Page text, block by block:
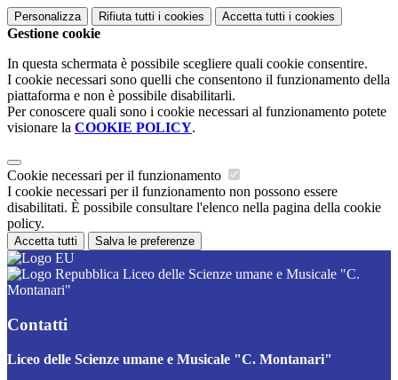
Personalizza Rifiuta tutti i cookies Accetta tutti i cookies
Gestione cookie
In questa schermata è possibile scegliere quali cookie consentire.
I cookie necessari sono quelli che consentono il funzionamento della
piattaforma e non è possibile disabilitarli.
Per conoscere quali sono i cookie necessari al funzionamento potete
visionare la COOKIE POLICY.
Cookie necessari per il funzionamento
I cookie necessari per il funzionamento non possono essere
disabilitati. È possibile consultare l'elenco nella pagina della cookie
policy.
Accetta tutti Salva le preferenze
Liceo delle Scienze umane e Musicale "C.
Montanari"
Contatti
Liceo delle Scienze umane e Musicale "C. Montanari"